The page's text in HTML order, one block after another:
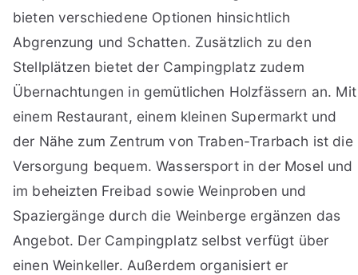
bieten verschiedene Optionen hinsichtlich
Abgrenzung und Schatten. Zusätzlich zu den
Stellplätzen bietet der Campingplatz zudem
Übernachtungen in gemütlichen Holzfässern an. Mit
einem Restaurant, einem kleinen Supermarkt und
der Nähe zum Zentrum von Traben-Trarbach ist die
Versorgung bequem. Wassersport in der Mosel und
im beheizten Freibad sowie Weinproben und
Spaziergänge durch die Weinberge ergänzen das
Angebot. Der Campingplatz selbst verfügt über
einen Weinkeller. Außerdem organisiert er